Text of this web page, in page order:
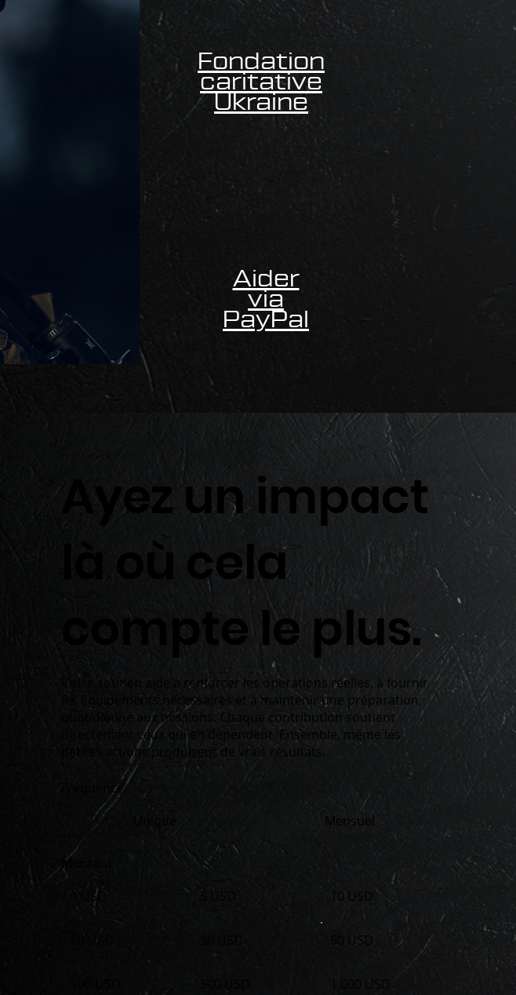
Fondation
caritative
Ukraine
Aider
via
PayPal
Ayez un impact
là où cela
compte le plus.
Votre soutien aide à renforcer les opérations réelles, à fournir
les équipements nécessaires et à maintenir une préparation
quotidienne aux missions. Chaque contribution soutient
directement ceux qui en dépendent. Ensemble, même les
petites actions produisent de vrais résultats.
Fréquence
Unique
Mensuel
Montant
1 USD
5 USD 10 USD
20 USD 50 USD
1 000 USD